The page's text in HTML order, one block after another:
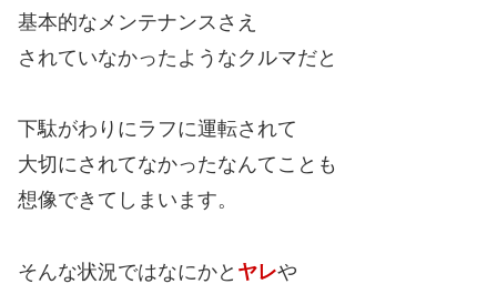
基本的なメンテナンスさえ
されていなかったようなクルマだと
下駄がわりにラフに運転されて
大切にされてなかったなんてことも
想像できてしまいます。
そんな状況ではなにかと ヤレや